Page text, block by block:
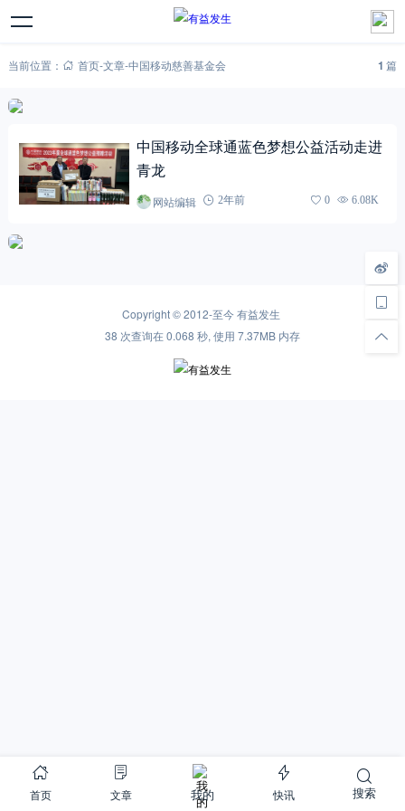
当前位置： 首页-文章-中国移动慈善基金会 1 篇
中国移动全球通蓝色梦想公益活动走进
青龙
网站编辑 2年前 0 6.08K
Copyright © 2012-至今有益发生
38 次查询在 0.068 秒, 使用 7.37MB 内存
首页 文章 我的 快讯 搜索